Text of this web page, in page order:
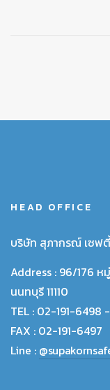
HEAD OFFICE
บริษัท สุภากรณ์ เซฟ
Address : 96/176 ห
นนทบุรี 11110
TEL : 02-191-6498
FAX : 02-191-6497
Line :